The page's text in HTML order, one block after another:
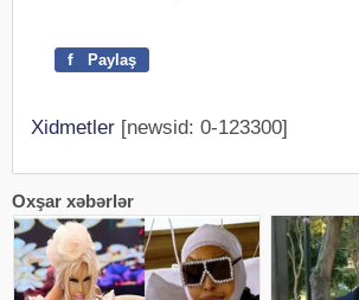
f Paylaş
Xidmetler [newsid: 0-123300]
Oxşar xəbərlər